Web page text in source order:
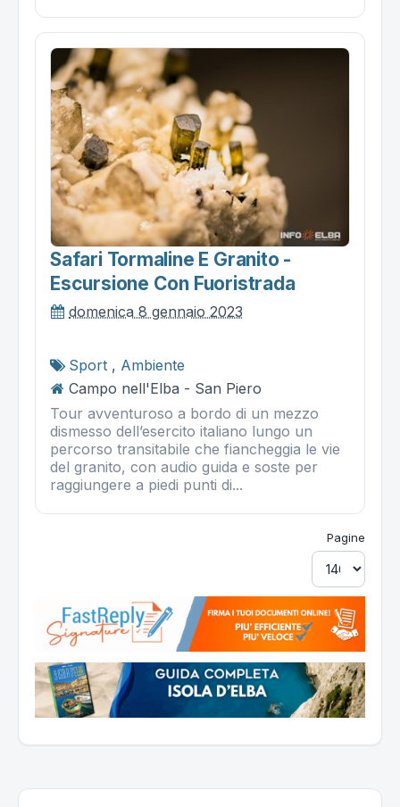
Safari Tormaline E Granito -
Escursione Con Fuoristrada
domenica 8 gennaio 2023
Sport , Ambiente
Campo nell'Elba - San Piero
Tour avventuroso a bordo di un mezzo
dismesso dell’esercito italiano lungo un
percorso transitabile che fiancheggia le vie
del granito, con audio guida e soste per
raggiungere a piedi punti di...
Pagine